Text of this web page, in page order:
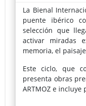
La Bienal
puente ibérico
selección que
activar miradas
memoria, el
Este ciclo, que
presenta obras
ARTMOZ e